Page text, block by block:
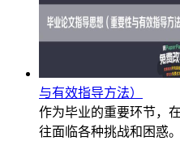
与有效指导方法）
作为毕业的重要环节，
往面临各种挑战和困惑